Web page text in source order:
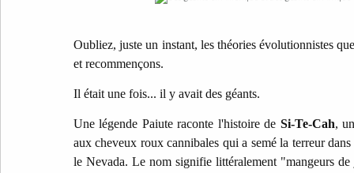
Oubliez, juste un instant, les théories évolutionnistes
et recommençons.
Il était une fois... il y avait des géants.
Une légende Paiute raconte l'histoire de Si-Te-Cah,
aux cheveux roux cannibales qui a semé la terreur
le Nevada. Le nom signifie littéralement "mangeurs